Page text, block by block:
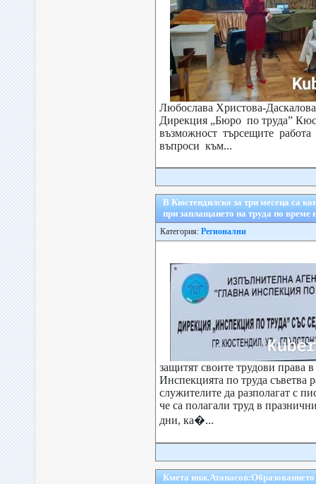
Любослава Христова-
Дирекция „Бюро по труда”
възможност търсещите работа
въпроси към...
В Кюстендилско за три месеца са
при заплащането на труда по време
Категория: Регионални
защитят своите трудови права
Инспекцията по труда съветва
служителите да разполагат с
че са полагали труд в
дни, ка�...
Кмета инж.Атанасов:Образованието